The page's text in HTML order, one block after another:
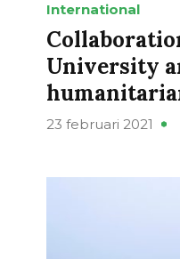
International
University
23 februari 2021